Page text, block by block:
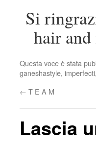
Si
hair and
Questa voce è stata
ganeshastyle, imperfecti,
← T E A M
Lascia